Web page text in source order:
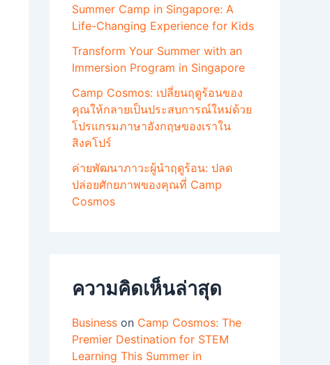
Summer Camp in Singapore: A
Life-Changing Experience for Kids
Transform Your Summer with an
Immersion Program in Singapore
Camp Cosmos: เปลี่ยนฤดูร้อนของ
คุณให้กลายเป็นประสบการณ์ใหม่ด้วย
โปรแกรมภาษาอังกฤษของเราใน
สิงคโปร์
ค่ายพัฒนาภาวะผู้นำฤดูร้อน: ปลด
ปล่อยศักยภาพของคุณที่ Camp
Cosmos
ความคิดเห็นล่าสุด
Business on Camp Cosmos: The
Premier Destination for STEM
Learning This Summer in